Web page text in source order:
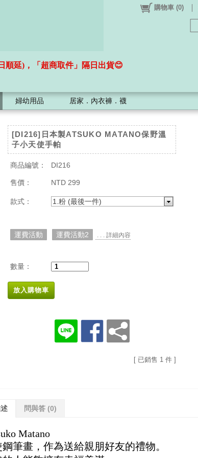
購物車 (0)
順延)，「超商取件」隔日出貨😊
婦幼用品 居家．內衣褲．襪
[DI216]日本製ATSUKO MATANO保野溫
子小天使手帕
商品編號： DI216
售價： NTD 299
款式： 1.粉 (最後一件)
運費活動 運費活動2 . . . 詳細內容
數量：
放入購物車
[ 已銷售 1 件 ]
問與答 (0)